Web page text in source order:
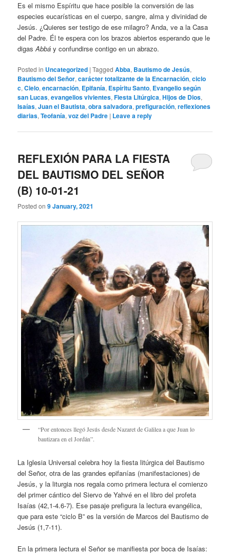
Es el mismo Espíritu que hace posible la conversión de las
especies eucarísticas en el cuerpo, sangre, alma y divinidad de
Jesús. ¿Quieres ser testigo de ese milagro? Anda, ve a la Casa
del Padre. Él te espera con los brazos abiertos esperando que le
digasAbbá y confundirse contigo en un abrazo.
Posted in Uncategorized |Tagged Abba, Bautismo de Jesús,
Bautismo del Señor,carácter totalizante de la Encarnación,ciclo
c,Cielo,encarnación, Epifanía, Espíritu Santo, Evangelio según
san Lucas,evangelios vivientes,Fiesta Litúrgica,Hijos de Dios,
Isaías,Juan el Bautista,obra salvadora,prefiguración,reflexiones
diarias,Teofanía,voz del Padre | Leave a reply
REFLEXIÓN PARA LA FIESTA
DEL BAUTISMO DEL SEÑOR
(B) 10-01-21
Posted on9 January, 2021
“Por entonces llegó Jesús desde Nazaret de Galilea a que Juan lo
bautizara en el Jordán”.
La Iglesia Universal celebra hoy la fiesta litúrgica del Bautismo
del Señor, otra de las grandes epifanías (manifestaciones) de
Jesús, y la liturgia nos regala como primera lectura el comienzo
del primer cántico del Siervo de Yahvé en el libro del profeta
Isaías (42,1-4.6-7). Ese pasaje prefigura la lectura evangélica,
que para este “ciclo B” es la versión de Marcos del Bautismo de
Jesús (1,7-11).
En la primera lectura el Señor se manifiesta por boca de Isaías: